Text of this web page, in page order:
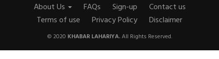
About Us FAQs Sign-up
Contact us
Terms of use
Privacy Policy Disclaimer
© 2020 KHABAR LAHARIYA.All Rights Reserved.